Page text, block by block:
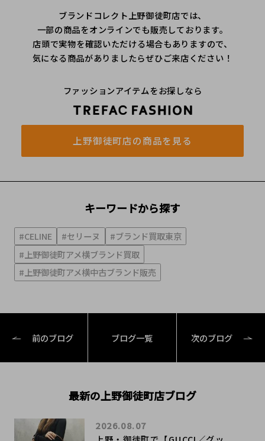
ブランドコレクト上野御徒町店では、
一部の商品をオンラインでも販売しております。
店頭で実物を確認いただける場合もありますので、
気になる商品がありましたらぜひご来店ください！
ファッションアイテムをお探しなら
上野御徒町店の商品を見る
キーワードから探す
#CELINE #セリーヌ
#ブランド買取東京
#上野御徒町アメ横ブランド買取
#上野御徒町アメ横中古ブランド販売
前のブログ ブログ一覧 次のブログ
最新の上野御徒町店ブログ
2026.08.07